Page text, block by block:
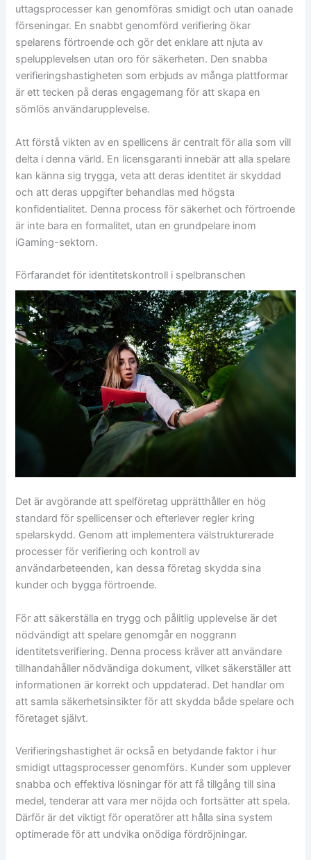
uttagsprocesser kan genomföras smidigt och utan oanade
förseningar. En snabbt genomförd verifiering ökar
spelarens förtroende och gör det enklare att njuta av
spelupplevelsen utan oro för säkerheten. Den snabba
verifieringshastigheten som erbjuds av många plattformar
är ett tecken på deras engagemang för att skapa en
sömlös användarupplevelse.
Att förstå vikten av en spellicens är centralt för alla som vill
delta i denna värld. En licensgaranti innebär att alla spelare
kan känna sig trygga, veta att deras identitet är skyddad
och att deras uppgifter behandlas med högsta
konfidentialitet. Denna process för säkerhet och förtroende
är inte bara en formalitet, utan en grundpelare inom
iGaming-sektorn.
Förfarandet för identitetskontroll i spelbranschen
Det är avgörande att spelföretag upprätthåller en hög
standard för spellicenser och efterlever regler kring
spelarskydd. Genom att implementera välstrukturerade
processer för verifiering och kontroll av
användarbeteenden, kan dessa företag skydda sina
kunder och bygga förtroende.
För att säkerställa en trygg och pålitlig upplevelse är det
nödvändigt att spelare genomgår en noggrann
identitetsverifiering. Denna process kräver att användare
tillhandahåller nödvändiga dokument, vilket säkerställer att
informationen är korrekt och uppdaterad. Det handlar om
att samla säkerhetsinsikter för att skydda både spelare och
företaget självt.
Verifieringshastighet är också en betydande faktor i hur
smidigt uttagsprocesser genomförs. Kunder som upplever
snabba och effektiva lösningar för att få tillgång till sina
medel, tenderar att vara mer nöjda och fortsätter att spela.
Därför är det viktigt för operatörer att hålla sina system
optimerade för att undvika onödiga fördröjningar.